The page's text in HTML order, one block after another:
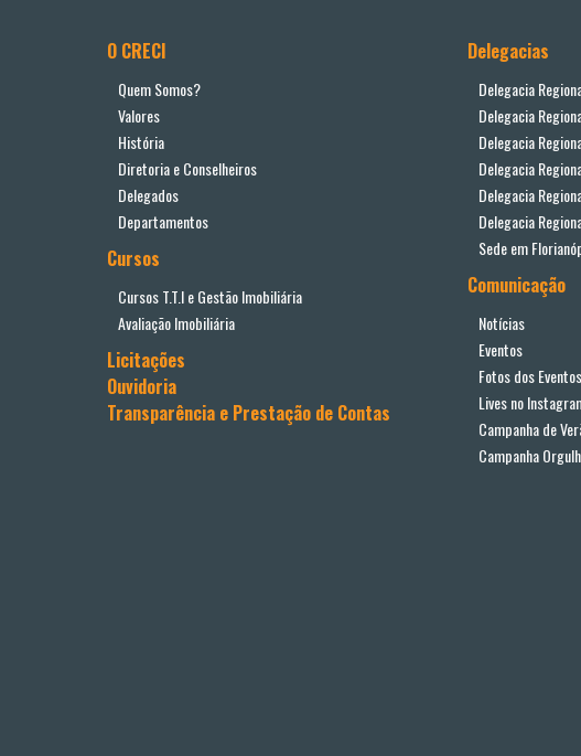
O CRECI
Quem Somos?
Valores
História
Diretoria e Conselheiros
Delegados
Departamentos
Cursos
Cursos T.T.I e Gestão Imobiliária
Avaliação Imobiliária
Licitações
Ouvidoria
Transparência e Prestação de Contas
Delegacias
Delegacia
Delegacia
Delegacia
Delegacia
Delegacia
Delegacia
Sede em
Comunicação
Notícias
Eventos
Fotos dos
Lives no
Campanha de
Campanha